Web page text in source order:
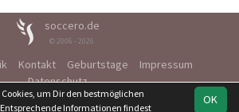
soccero.de
© 2006 - 2026
Kontakt Geburtstage
Impressum
Datenschutz
OK
um Dir den bestmöglichen
Informationen findest